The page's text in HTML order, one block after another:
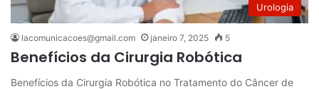
Urologia
lacomunicacoes@gmail.com janeiro 7, 2025 5
Benefícios da Cirurgia Robótica
Benefícios da Cirurgia Robótica no Tratamento do Câncer de